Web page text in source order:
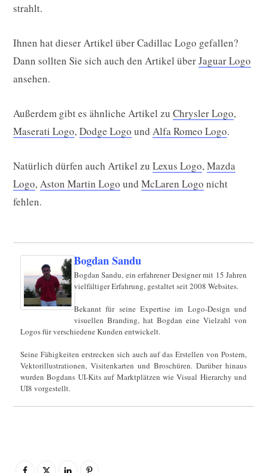
strahlt.
Ihnen hat dieser Artikel über Cadillac Logo gefallen?
Dann sollten Sie sich auch den Artikel überJaguar Logo
ansehen.
Außerdem gibt es ähnliche Artikel zu Chrysler Logo,
Maserati Logo,Dodge Logo und Alfa Romeo Logo.
Natürlich dürfen auch Artikel zu Lexus Logo,Mazda
Logo,Aston Martin Logo und McLaren Logo nicht
fehlen.
Bogdan Sandu
Bogdan Sandu, ein erfahrener Designer mit 15 Jahren
vielfältiger Erfahrung, gestaltet seit 2008 Websites.
Bekannt für seine Expertise im Logo-Design und
visuellen Branding, hat Bogdan eine Vielzahl von
Logos für verschiedene Kunden entwickelt.
Seine Fähigkeiten erstrecken sich auch auf das Erstellen von Postern,
Vektorillustrationen, Visitenkarten und Broschüren. Darüber hinaus
wurden Bogdans UI-Kits auf Marktplätzen wie Visual Hierarchy und
UI8 vorgestellt.